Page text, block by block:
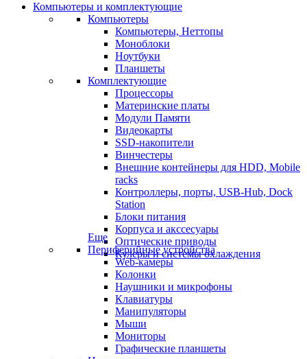
Компьютеры и комплектующие
Компьютеры
Компьютеры, Неттопы
Моноблоки
Ноутбуки
Планшеты
Комплектующие
Процессоры
Материнские платы
Модули Памяти
Видеокарты
SSD-накопители
Винчестеры
Внешние контейнеры для HDD, Mobile
racks
Контроллеры, порты, USB-Hub, Dock
Station
Блоки питания
Корпуса и акссесуары
Оптические приводы
Кулеры и системы охлаждения
Еще
Периферийные устройства
Web-камеры
Колонки
Наушники и микрофоны
Клавиатуры
Манипуляторы
Мыши
Мониторы
Графические планшеты